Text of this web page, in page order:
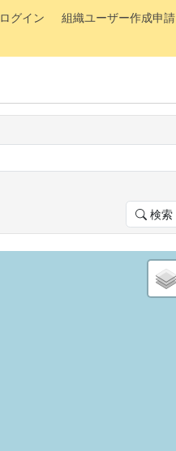
ログイン
組織ユーザー作成申請
検索